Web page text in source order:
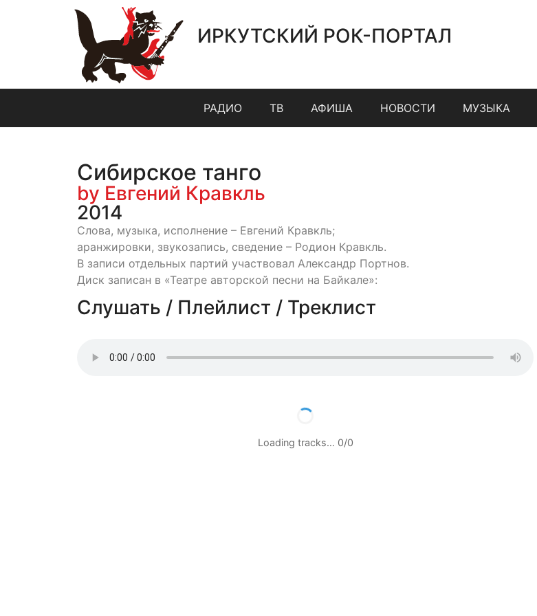
ИРКУТСКИЙ РОК-ПОРТАЛ
РАДИО ТВ АФИША НОВОСТИ МУЗЫКА
Сибирское танго
by Евгений Кравкль
2014
Слова, музыка, исполнение – Евгений Кравкль;
аранжировки, звукозапись, сведение – Родион Кравкль.
В записи отдельных партий участвовал Александр Портнов.
Диск записан в «Театре авторской песни на Байкале»:
Слушать / Плейлист / Треклист
Loading tracks… 0/0